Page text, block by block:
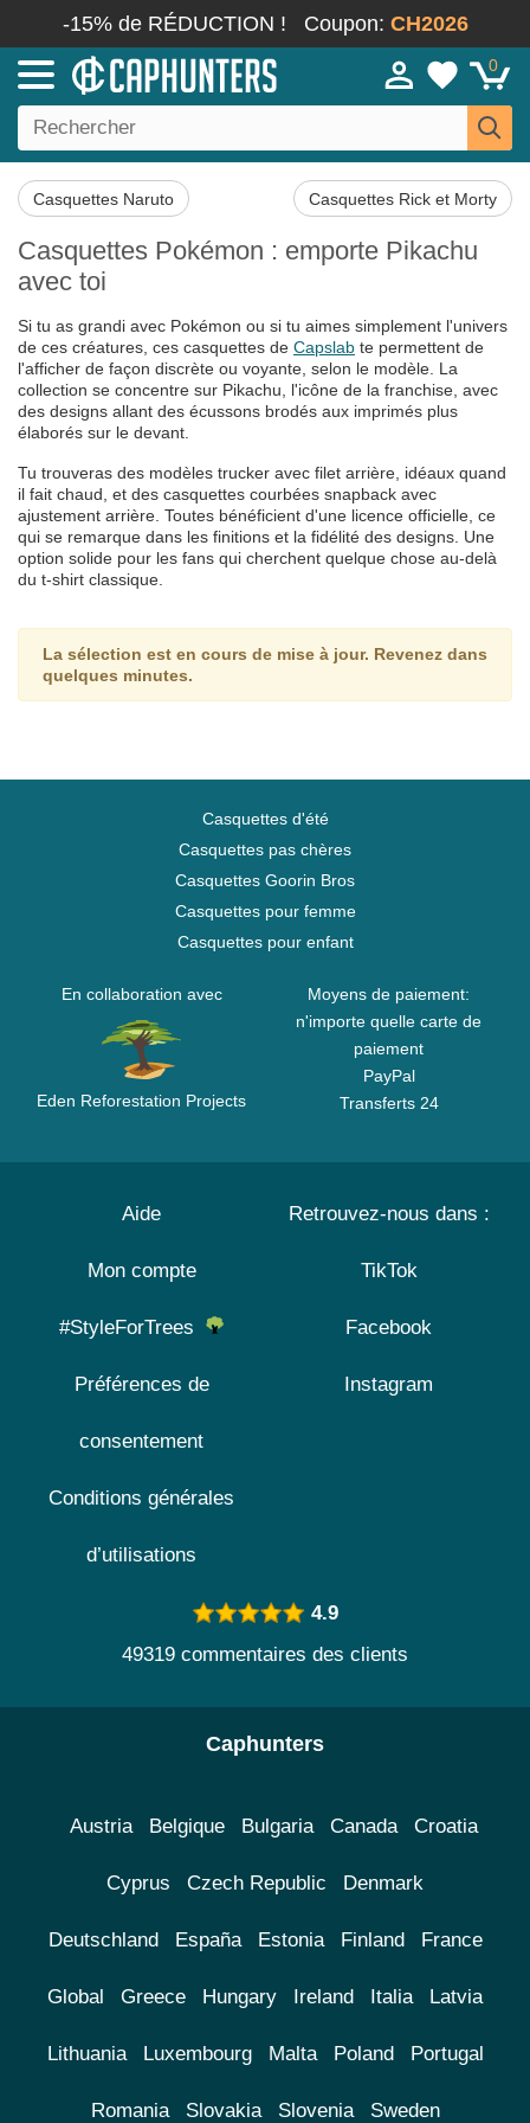
-15% de RÉDUCTION ! Coupon: CH2026
0
Casquettes Naruto Casquettes Rick et Morty
Casquettes Pokémon : emporte Pikachu
avec toi
Si tu as grandi avec Pokémon ou si tu aimes simplement l'univers
de ces créatures, ces casquettes de Capslab te permettent de
l'afficher de façon discrète ou voyante, selon le modèle. La
collection se concentre sur Pikachu, l'icône de la franchise, avec
des designs allant des écussons brodés aux imprimés plus
élaborés sur le devant.
Tu trouveras des modèles trucker avec filet arrière, idéaux quand
il fait chaud, et des casquettes courbées snapback avec
ajustement arrière. Toutes bénéficient d'une licence officielle, ce
qui se remarque dans les finitions et la fidélité des designs. Une
option solide pour les fans qui cherchent quelque chose au-delà
du t-shirt classique.
La sélection est en cours de mise à jour. Revenez dans
quelques minutes.
Casquettes d'été
Casquettes pas chères
Casquettes Goorin Bros
Casquettes pour femme
Casquettes pour enfant
En collaboration avec
Eden Reforestation Projects
Moyens de paiement:
n'importe quelle carte de
paiement
PayPal
Transferts 24
Aide
Mon compte
#StyleForTrees
Préférences de
consentement
Conditions générales
d’utilisations
Retrouvez-nous dans :
TikTok
Facebook
Instagram
4.9
49319 commentaires des clients
Caphunters
Austria Belgique Bulgaria Canada Croatia
Cyprus Czech Republic Denmark
Deutschland España Estonia Finland France
Global Greece Hungary Ireland Italia Latvia
Lithuania Luxembourg Malta Poland Portugal
Romania Slovakia Slovenia Sweden